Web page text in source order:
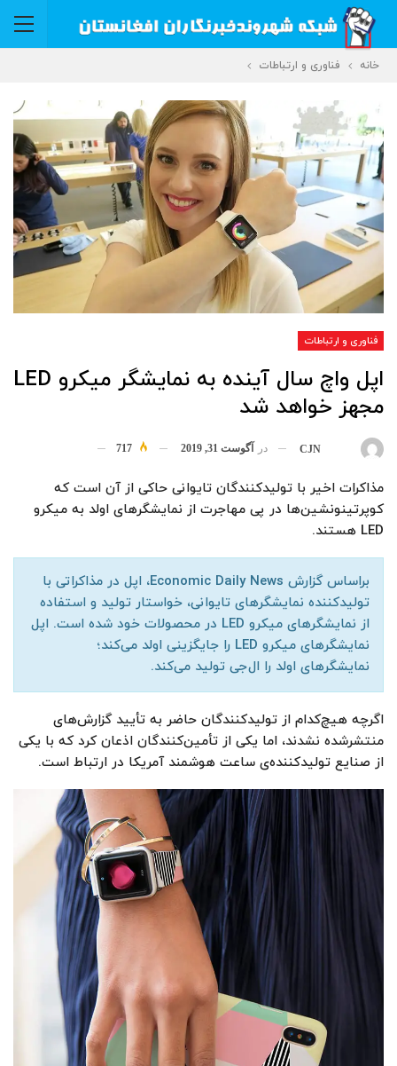
خانه فناوری و ارتباطات
فناوری و ارتباطات
اپل واچ سال آینده به نمایشگر میکرو LED
مجهز خواهد شد
CJN در آگوست 31, 2019 717
مذاکرات اخیر با تولیدکنندگان تایوانی حاکی از آن است که
کوپرتینونشین‌ها در پی مهاجرت از نمایشگرهای اولد به میکرو
LED هستند.
براساس گزارش Economic Daily News، اپل در مذاکراتی با
تولیدکننده نمایشگرهای تایوانی، خواستار تولید و استفاده
از نمایشگرهای میکرو LED در محصولات خود شده است. اپل
نمایشگرهای میکرو LED را جایگزینی اولد می‌کند؛
نمایشگرهای اولد را ال‌جی تولید می‌کند.
اگرچه هیچ‌کدام از تولیدکنندگان حاضر به تأیید گزارش‌های
منتشرشده نشدند، اما یکی از تأمین‌کنندگان اذعان کرد که با یکی
از صنایع تولیدکننده‌ی ساعت هوشمند آمریکا در ارتباط است.